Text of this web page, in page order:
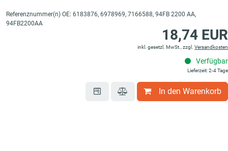
Referenznummer(n) OE: 6183876, 6978969, 7166588, 94FB 2200 AA,
94FB2200AA
18,74 EUR
inkl. gesetzl. MwSt., zzgl. Versandkosten
Verfügbar
Lieferzeit: 2-4 Tage
In den Warenkorb